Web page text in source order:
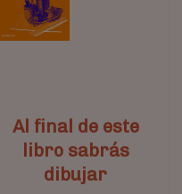
Al final de este
libro sabrás
dibujar